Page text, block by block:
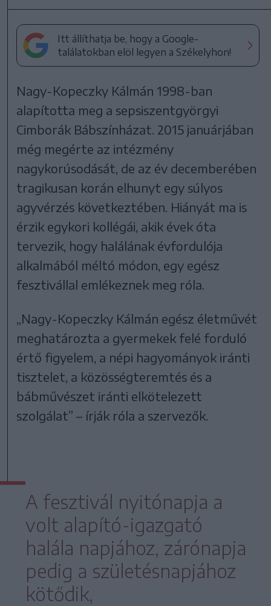
Itt állíthatja be, hogy a Google-
találatokban elöl legyen a Székelyhon!
Nagy-Kopeczky Kálmán 1998-ban
alapította meg a sepsiszentgyörgyi
Cimborák Bábszínházat. 2015 januárjában
még megérte az intézmény
nagykorúsodását, de az év decemberében
tragikusan korán elhunyt egy súlyos
agyvérzés következtében. Hiányát ma is
érzik egykori kollégái, akik évek óta
tervezik, hogy halálának évfordulója
alkalmából méltó módon, egy egész
fesztivállal emlékeznek meg róla.
„Nagy-Kopeczky Kálmán egész életművét
meghatározta a gyermekek felé forduló
értő figyelem, a népi hagyományok iránti
tisztelet, a közösségteremtés és a
bábművészet iránti elkötelezett
szolgálat” – írják róla a szervezők.
A fesztivál nyitónapja a
volt alapító-igazgató
halála napjához, zárónapja
pedig a születésnapjához
kötődik,